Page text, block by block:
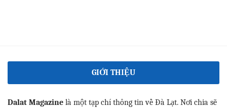
GIỚI THIỆU
Dalat Magazine là một tạp chí thông tin về Đà Lạt. Nơi chia sẽ